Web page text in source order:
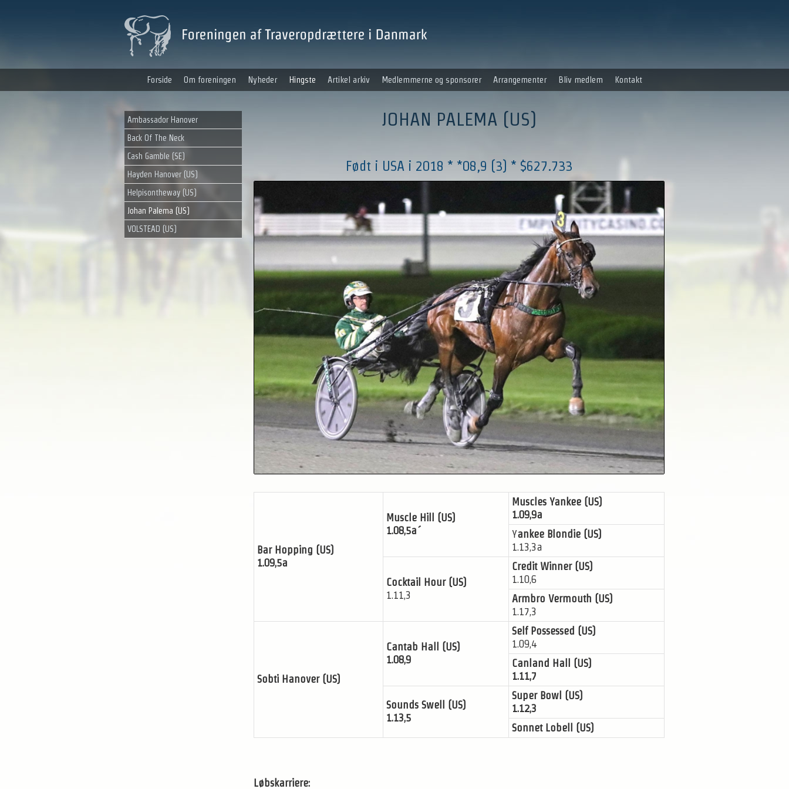
Forside Om foreningen Nyheder Hingste Artikel arkiv Medlemmerne og sponsorer Arrangementer Bliv medlem Kontakt
Ambassador Hanover
Back Of The Neck
Cash Gamble (SE)
Hayden Hanover (US)
Helpisontheway (US)
Johan Palema (US)
VOLSTEAD (US)
JOHAN PALEMA (US)
Født i USA i 2018 * *08,9 (3) * $627.733
Bar Hopping (US)
1.09,5a
Muscle Hill (US)
1.08,5a´
Muscles Yankee (US)
1.09,9a
Yankee Blondie (US)
1.13,3a
Cocktail Hour (US)
1.11,3
Credit Winner (US)
1.10,6
Armbro Vermouth (US)
1.17,3
Sobti Hanover (US)
Cantab Hall (US)
1.08,9
Self Possessed (US)
1.09,4
Canland Hall (US)
1.11,7
Sounds Swell (US)
1.13,5
Super Bowl (US)
1.12,3
Sonnet Lobell (US)
Løbskarriere: